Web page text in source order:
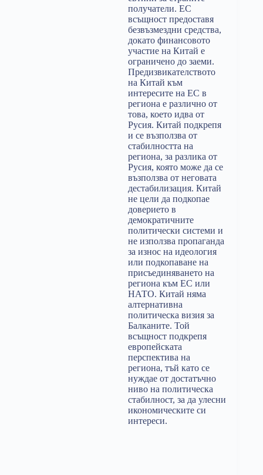
получатели. ЕС
всъщност предоставя
безвъзмездни средства,
докато финансовото
участие на Китай е
ограничено до заеми.
Предизвикателството
на Китай към
интересите на ЕС в
региона е различно от
това, което идва от
Русия. Китай подкрепя
и се възползва от
стабилността на
региона, за разлика от
Русия, която може да се
възползва от неговата
дестабилизация. Китай
не цели да подкопае
доверието в
демократичните
политически системи и
не използва пропаганда
за износ на идеология
или подкопаване на
присъединяването на
региона към ЕС или
НАТО. Китай няма
алтернативна
политическа визия за
Балканите. Той
всъщност подкрепя
европейската
перспектива на
региона, тъй като се
нуждае от достатъчно
ниво на политическа
стабилност, за да улесни
икономическите си
интереси.